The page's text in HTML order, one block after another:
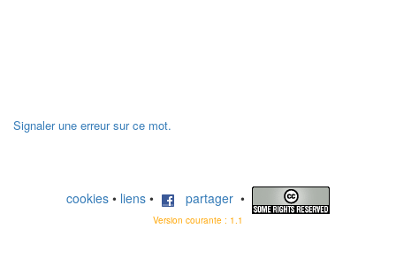
Signaler une erreur sur ce mot.
cookies • liens • partager •
Version courante : 1.1